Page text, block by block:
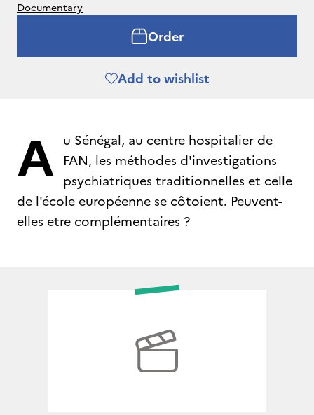
Documentary
Order
Add to wishlist
A u Sénégal, au centre hospitalier de
FAN, les méthodes d'investigations
psychiatriques traditionnelles et celle
de l'école européenne se côtoient. Peuvent-
elles etre complémentaires ?